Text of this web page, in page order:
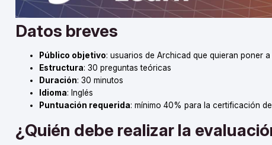
Datos breves
Público objetivo: usuarios de Archicad que quieran poner
Estructura: 30 preguntas teóricas
Duración: 30 minutos
Idioma: Inglés
Puntuación requerida: mínimo 40% para la certificación
¿Quién debe realizar la